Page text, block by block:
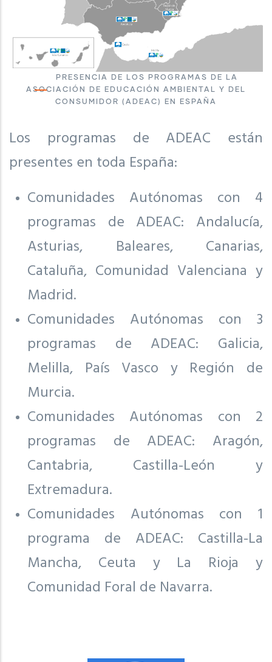
PRESENCIA DE LOS PROGRAMAS DE LA
ASOCIACIÓN DE EDUCACIÓN AMBIENTAL Y DEL
CONSUMIDOR (ADEAC) EN ESPAÑA
Los programas de ADEAC están
presentes en toda España:
Comunidades Autónomas con 4
programas de ADEAC: Andalucía,
Asturias, Baleares, Canarias,
Cataluña, Comunidad Valenciana y
Madrid.
Comunidades Autónomas con 3
programas de ADEAC: Galicia,
Melilla, País Vasco y Región de
Murcia.
Comunidades Autónomas con 2
programas de ADEAC: Aragón,
Cantabria, Castilla-León y
Extremadura.
Comunidades Autónomas con 1
programa de ADEAC: Castilla-La
Mancha, Ceuta y La Rioja y
Comunidad Foral de Navarra.